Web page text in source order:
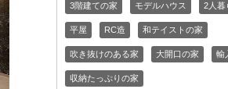
3階建ての家 モデルハウス 2人暮
平屋 RC造 和テイストの家
吹き抜けのある家 大開口の家 輸
収納たっぷりの家